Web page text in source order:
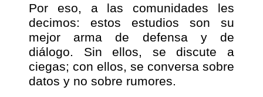
Por eso, a las comunidades les
decimos: estos estudios son su
mejor arma de defensa y de
diálogo. Sin ellos, se discute a
ciegas; con ellos, se conversa sobre
datos y no sobre rumores.